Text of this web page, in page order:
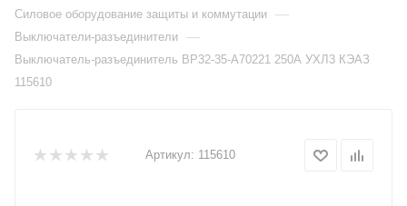
Силовое оборудование защиты и коммутации —
Выключатели-разъединители —
Выключатель-разъединитель ВР32-35-А70221 250А УХЛ3 КЭАЗ
115610
Артикул: 115610